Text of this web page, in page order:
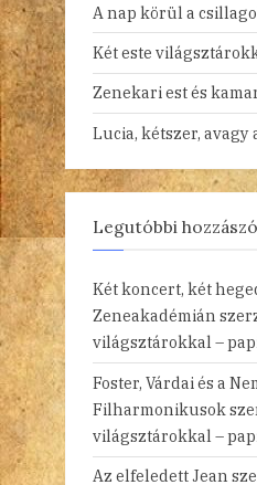
A nap körül a
Két este
Zenekari est és
Lucia, kétszer, avagy
Legutóbbi
Két koncert, két
Zeneakadémián
világsztárokkal –
Foster, Várdai és a
Filharmonikusok
világsztárokkal –
Az elfeledett Jean